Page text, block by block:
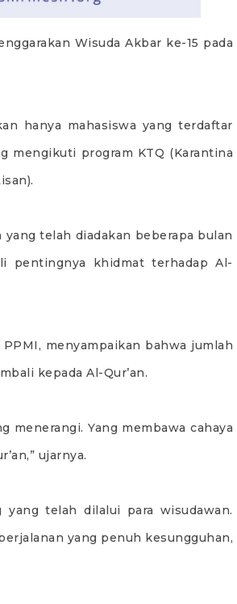
Wisuda Akbar ke-15 pada
hanya mahasiswa yang terdaftar
mengikuti program KTQ (Karantina
telah diadakan beberapa bulan
pentingnya khidmat terhadap Al-
menyampaikan bahwa jumlah
kepada Al-Qur’an.
menerangi. Yang membawa cahaya
ujarnya.
telah dilalui para wisudawan.
yang penuh kesungguhan,